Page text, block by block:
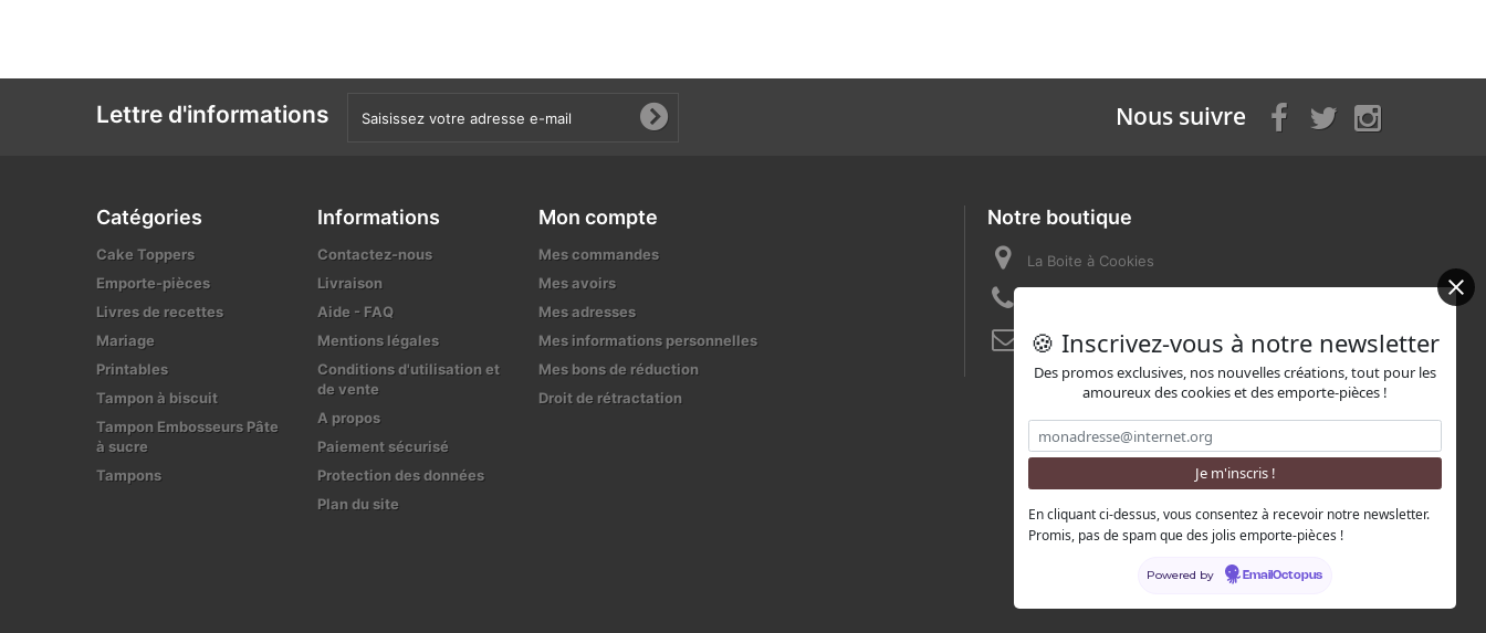
Lettre d'informations Nous suivre
Catégories
Cake Toppers
Emporte-pièces
Livres de recettes
Mariage
Printables
Tampon à biscuit
Tampon Embosseurs Pâte
à sucre
Tampons
Informations
Contactez-nous
Livraison
Aide - FAQ
Mentions légales
Conditions d'utilisation et
de vente
A propos
Paiement sécurisé
Protection des données
Plan du site
Mon compte
Mes commandes
Mes avoirs
Mes adresses
Mes informations personnelles
Mes bons de réduction
Droit de rétractation
Notre boutique
La Boite à Cookies
E-mail :contact@laboiteacookies.com
🍪 Inscrivez-vous à notre newsletter
Des promos exclusives, nos nouvelles créations, tout pour les
amoureux des cookies et des emporte-pièces !
En cliquant ci-dessus, vous consentez à recevoir notre newsletter.
Promis, pas de spam que des jolis emporte-pièces !
Powered by EmailOctopus